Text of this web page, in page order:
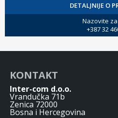
DETALJNIJE O
Nazovite
+387 32
KONTAKT
Inter-com d.o.o.
Vrandučka 71b
Zenica 72000
Bosna i Hercegovina